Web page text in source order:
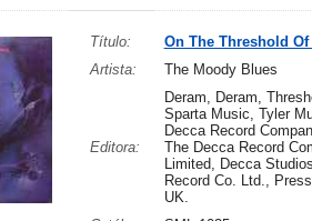
Título:
On The Threshold Of
Artista:
The Moody Blues
Editora:
Deram, Deram,
Sparta Music, Tyler
Decca Record
The Decca Record
Limited, Decca
Record Co. Ltd.,
UK.